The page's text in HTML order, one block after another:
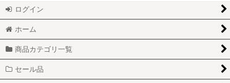
ハグパップ
KERRY
グルーミング用品
セール品
訳あり商品
新商品
ログイン
ホーム
商品カテゴリ一覧
セール品